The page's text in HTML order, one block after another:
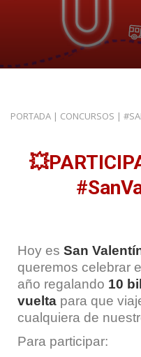
PORTADA | CONCURSOS |
Hoy es San
queremos celebrar
año regalando 10
vuelta para que
cualquiera de
Para participar: